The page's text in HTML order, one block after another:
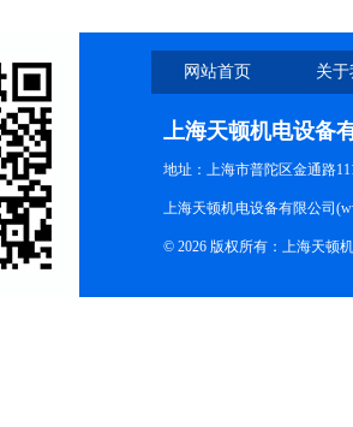
网站首页 关
上海天顿机电设备
地址：上海市普陀区金通路
上海天顿机电设备有限公司
© 2026 版权所有：上海天顿